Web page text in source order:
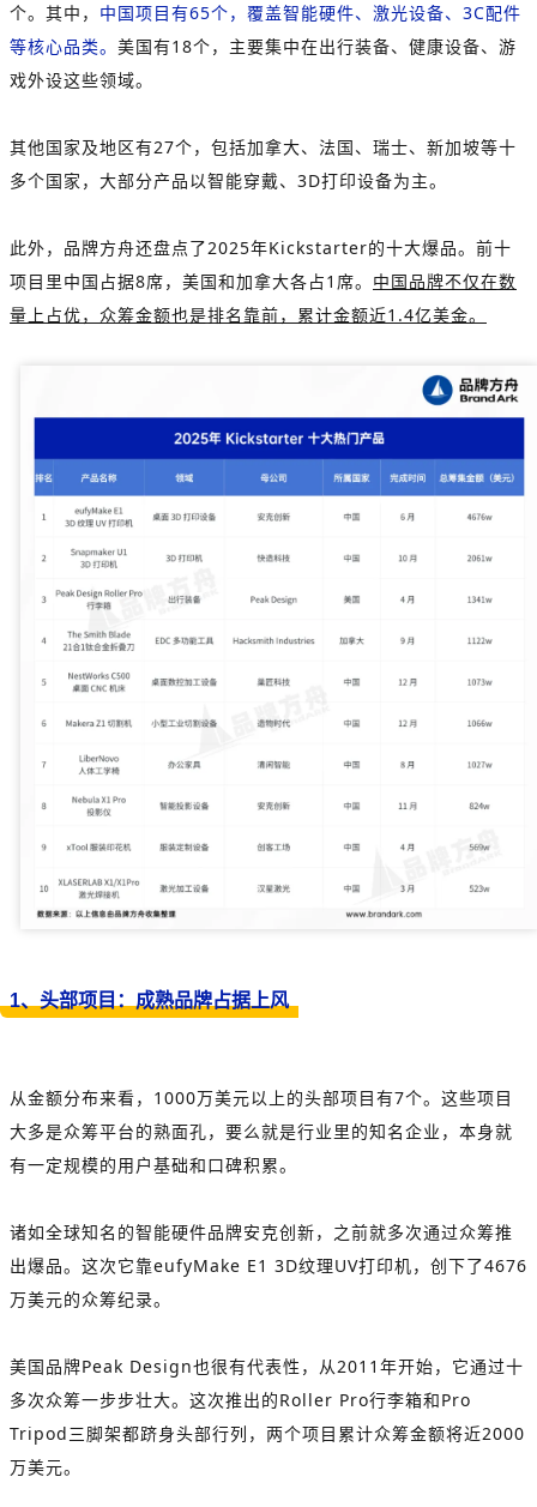
个。其中， 中国项目有65个，覆盖智能硬件、激光设备、3C配件
等核心品类。 美国有18个，主要集中在出行装备、健康设备、游
戏外设这些领域。
其他国家及地区有27个，包括加拿大、法国、瑞士、新加坡等十
多个国家，大部分产品以智能穿戴、3D打印设备为主。
此外，品牌方舟还盘点了2025年Kickstarter的十大爆品。前十
项目里中国占据8席，美国和加拿大各占1席。 中国品牌不仅在数
量上占优，众筹金额也是排名靠前，累计金额近1.4亿美金。
1、头部项目：成熟品牌占据上风
从金额分布来看，1000万美元以上的头部项目有7个。这些项目
大多是众筹平台的熟面孔，要么就是行业里的知名企业，本身就
有一定规模的用户基础和口碑积累。
诸如全球知名的智能硬件品牌安克创新，之前就多次通过众筹推
出爆品。这次它靠eufyMake E1 3D纹理UV打印机，创下了4676
万美元的众筹纪录。
美国品牌Peak Design也很有代表性，从2011年开始，它通过十
多次众筹一步步壮大。这次推出的Roller Pro行李箱和Pro
Tripod三脚架都跻身头部行列，两个项目累计众筹金额将近2000
万美元。